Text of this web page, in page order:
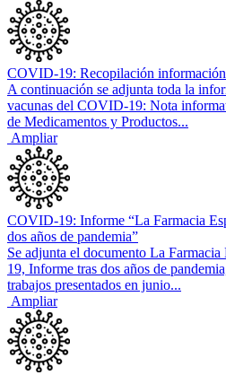
COVID-19: Recopilación
A continuación se adjunta toda la
vacunas del COVID-19: Nota
de Medicamentos y Productos...
Ampliar
COVID-19: Informe “La Farmacia
dos años de pandemia”
Se adjunta el documento La
19, Informe tras dos años de
trabajos presentados en junio...
Ampliar